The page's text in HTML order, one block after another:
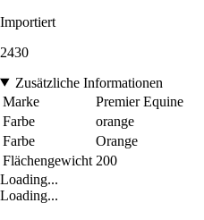
Importiert
2430
Zusätzliche Informationen
Marke
Premier Equine
Farbe
orange
Farbe
Orange
Flächengewicht 200
Loading...
Loading...